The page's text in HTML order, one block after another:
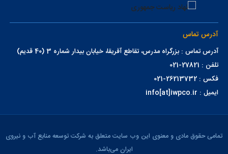
آدرس تماس
آدرس تماس : بزرگراه مدرس، تقاطع آفریقا، خیابان بیدار شماره 3 (40 قدیم)
تلفن : 27821-021
فکس : 26213732-021
ایمیل : info[at]iwpco.ir
تمامی حقوق مادی و معنوی این وب سایت متعلق به شرکت توسعه منابع آب و نیروی
ایران می‌باشد.